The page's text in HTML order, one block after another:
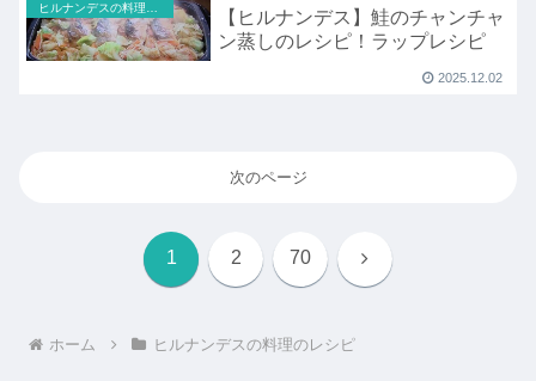
ヒルナンデスの料理のレシピ
【ヒルナンデス】鮭のチャンチャ
ン蒸しのレシピ！ラップレシピ
2025.12.02
次のページ
1 2 70 次
ホーム ヒルナンデスの料理のレシピ